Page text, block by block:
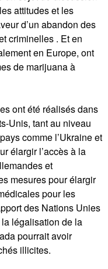
attitudes et les
d’un abandon des
criminelles . Et en
en Europe, ont
de marijuana à
ont été réalisés dans
Unis, tant au niveau
comme l’Ukraine et
élargir l’accès à la
et
mesures pour élargir
pour les
des Nations Unies
légalisation de la
pourrait avoir
illicites.